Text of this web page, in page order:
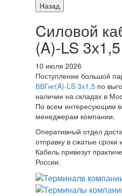
Назад
Cиловой
(A)-LS 3х1,5
10 июля 2026
Поступление большой
ВВГнг(A)-LS 3х1,5 по
наличии на складах в
По всем интересующим
менеджерам компании.
Оперативный отдел
отправку в сжатые
Кабель привезут
России.